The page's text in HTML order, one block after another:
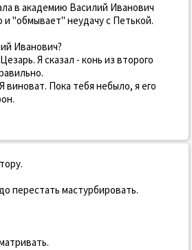
в академию Василий Иванович
"обмывает" неудачу с Петькой.
Иванович?
Я сказал - конь из второго
Пока тебя небыло, я его
перестать мастурбировать.